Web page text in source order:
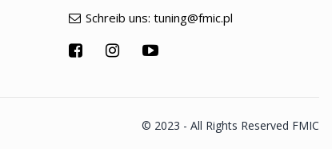
Schreib uns: tuning@fmic.pl
© 2023 - All Rights Reserved FMIC